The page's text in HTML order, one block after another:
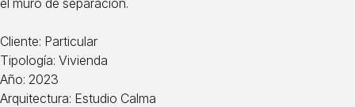
Cliente: Particular
Tipología: Vivienda
Año: 2023
Arquitectura: Estudio Calma